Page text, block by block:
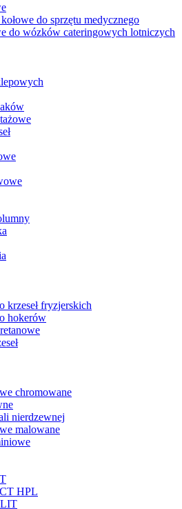
do sprzętu medycznego
do wózków cateringowych lotniczych
krzeseł fryzjerskich
hokerów
chromowane
nierdzewnej
malowane
HPL